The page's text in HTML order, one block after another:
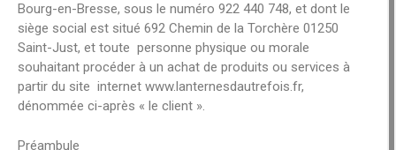
Bourg-en-Bresse, sous le numéro 922 440 748, et dont le
siège social est situé 692 Chemin de la Torchère 01250
Saint-Just, et toute personne physique ou morale
souhaitant procéder à un achat de produits ou services à
partir du site internet www.lanternesdautrefois.fr,
dénommée ci-après « le client ».
Préambule